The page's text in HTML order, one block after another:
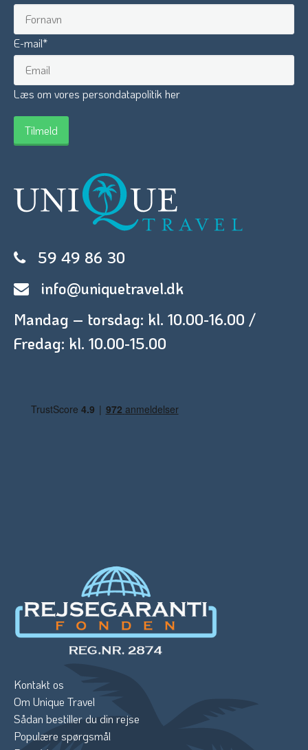
E-mail*
Læs om vores persondatapolitik her
59 49 86 30
info@uniquetravel.dk
Mandag – torsdag: kl. 10.00-16.00 /
Fredag: kl. 10.00-15.00
Kontakt os
Om Unique Travel
Sådan bestiller du din rejse
Populære spørgsmål